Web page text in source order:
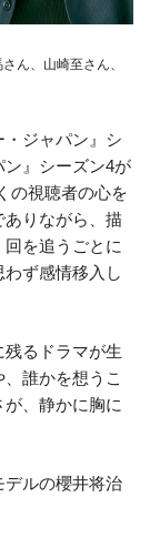
ん、山崎至さん、
ジャパン』シ
ン』シーズン4が
の視聴者の心を
りながら、描
を追うごとに
ず感情移入し
るドラマが生
誰かを想うこ
、静かに胸に
デルの櫻井将治